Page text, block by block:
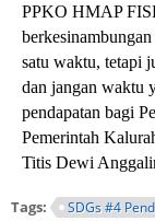
PPKO HMAP
satu waktu, tetapi
dan jangan waktu
pendapatan bagi
Pemerintah
Titis Dewi
Tags: SDGs #4